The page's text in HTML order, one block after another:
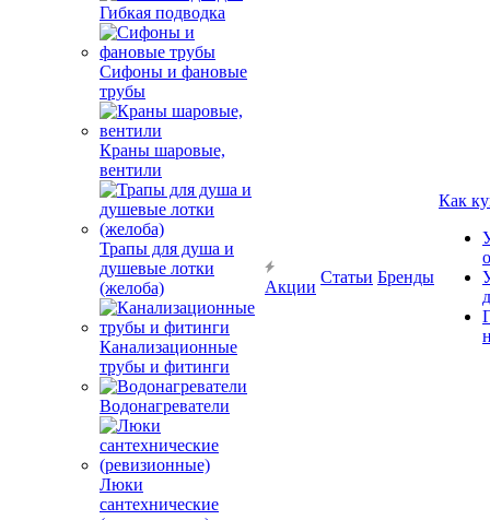
Гибкая подводка
Сифоны и фановые
трубы
Краны шаровые,
вентили
Трапы для душа и
душевые лотки
(желоба)
Канализационные
трубы и фитинги
Водонагреватели
Люки
сантехнические
Акции
Статьи Бренды
Как